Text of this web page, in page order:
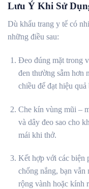
Lưu Ý Khi Sử
Dù khẩu trang y tế có
những điều sau:
Đeo đúng mặt trong
đen thường sẫm hơn
chiều để đạt hiệu quả
Che kín vùng mũi –
và dây đeo sao cho
mái khi thở.
Kết hợp với các biện
chống nắng, bạn vẫn
rộng vành hoặc kính